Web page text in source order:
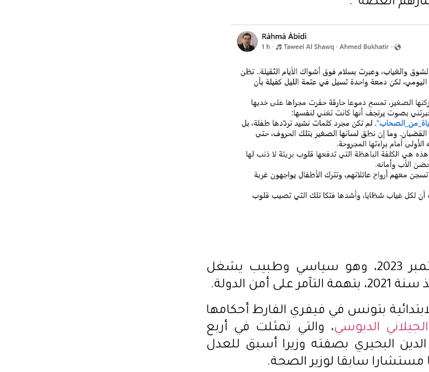
وتم إيقاف منذر الونيسي منذ سبتمبر 2023، وهو سياسي وطبيب يشغل
الدولة.
بتونس في فيفري الفارط أحكامها
الدبوسي، والتي تمثلت في أربع
البحيري بصفته وزيرا أسبق للعدل
مستشارا سابقا لوزير الصحة.